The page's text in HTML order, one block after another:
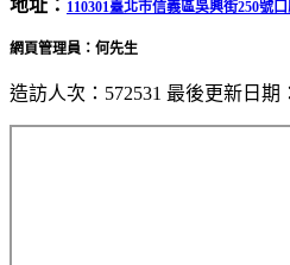
地址： 110301臺北市信義區吳興街250號
網頁管理員：何先生
造訪人次：572531 最後更新日期